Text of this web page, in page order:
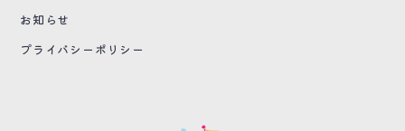
お知らせ
プライバシーポリシー